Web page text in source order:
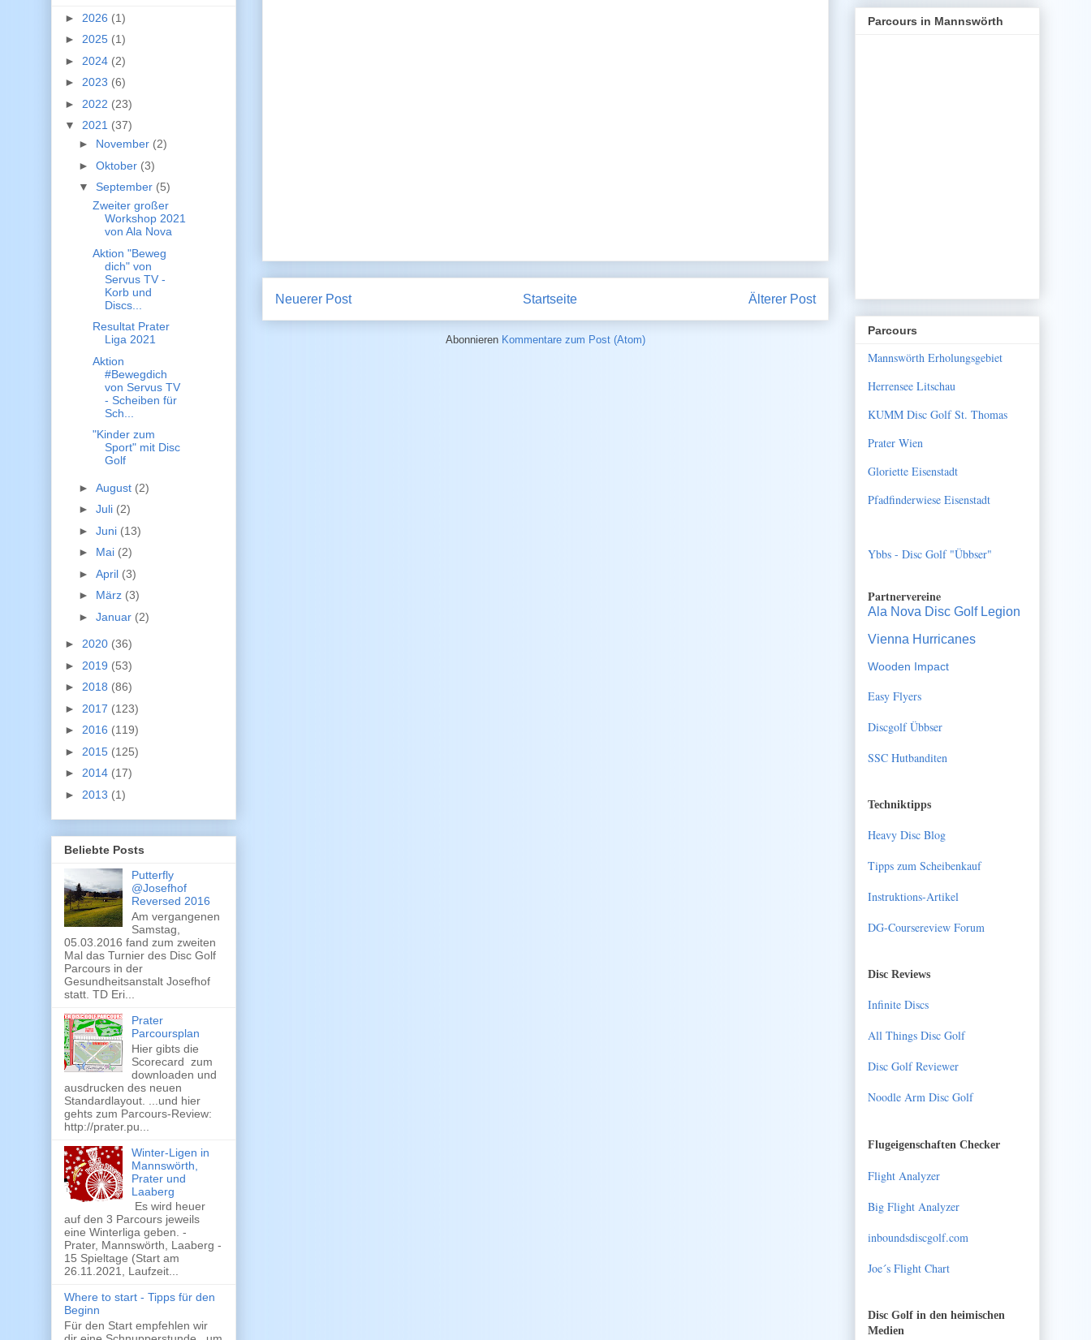
Neuerer Post Älterer Post
Startseite
Abonnieren Kommentare zum Post (Atom)
► 2026 (1)
► 2025 (1)
► 2024 (2)
► 2023 (6)
► 2022 (23)
▼ 2021 (37)
► November (2)
► Oktober (3)
▼ September (5)
Zweiter großer
Workshop 2021
von Ala Nova
Aktion "Beweg
dich" von
Servus TV -
Korb und
Discs...
Resultat Prater
Liga 2021
Aktion
#Bewegdich
von Servus TV
- Scheiben für
Sch...
"Kinder zum
Sport" mit Disc
Golf
► August (2)
► Juli (2)
► Juni (13)
► Mai (2)
► April (3)
► März (3)
► Januar (2)
► 2020 (36)
► 2019 (53)
► 2018 (86)
► 2017 (123)
► 2016 (119)
► 2015 (125)
► 2014 (17)
► 2013 (1)
Beliebte Posts
Putterfly
@Josefhof
Reversed 2016
Am vergangenen
Samstag,
05.03.2016 fand zum zweiten
Mal das Turnier des Disc Golf
Parcours in der
Gesundheitsanstalt Josefhof
statt. TD Eri...
Prater
Parcoursplan
Hier gibts die
Scorecard zum
downloaden und
ausdrucken des neuen
Standardlayout. ...und hier
gehts zum Parcours-Review:
http://prater.pu...
Winter-Ligen in
Mannswörth,
Prater und
Laaberg
Es wird heuer
auf den 3 Parcours jeweils
eine Winterliga geben. -
Prater, Mannswörth, Laaberg -
15 Spieltage (Start am
26.11.2021, Laufzeit...
Where to start - Tipps für den
Beginn
Für den Start empfehlen wir
Parcours in Mannswörth
Parcours
Mannswörth Erholungsgebiet
Herrensee Litschau
KUMM Disc Golf St. Thomas
Prater Wien
Gloriette Eisenstadt
Pfadfinderwiese Eisenstadt
Ybbs - Disc Golf "Übbser"
Partnervereine
Ala Nova Disc Golf Legion
Vienna Hurricanes
Wooden Impact
Easy Flyers
Discgolf Übbser
SSC Hutbanditen
Techniktipps
Heavy Disc Blog
Tipps zum Scheibenkauf
Instruktions-Artikel
DG-Coursereview Forum
Disc Reviews
Infinite Discs
All Things Disc Golf
Disc Golf Reviewer
Noodle Arm Disc Golf
Flugeigenschaften Checker
Flight Analyzer
Big Flight Analyzer
inboundsdiscgolf.com
Joe´s Flight Chart
Disc Golf in den heimischen
Medien